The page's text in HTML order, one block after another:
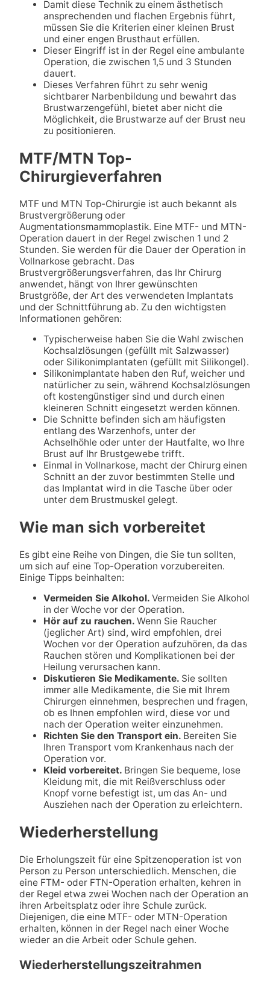
Damit diese Technik zu einem ästhetisch
ansprechenden und flachen Ergebnis führt,
müssen Sie die Kriterien einer kleinen Brust
und einer engen Brusthaut erfüllen.
Dieser Eingriff ist in der Regel eine ambulante
Operation, die zwischen 1,5 und 3 Stunden
dauert.
Dieses Verfahren führt zu sehr wenig
sichtbarer Narbenbildung und bewahrt das
Brustwarzengefühl, bietet aber nicht die
Möglichkeit, die Brustwarze auf der Brust neu
zu positionieren.
MTF/MTN Top-
Chirurgieverfahren
MTF und MTN Top-Chirurgie ist auch bekannt als
Brustvergrößerung oder
Augmentationsmammoplastik. Eine MTF- und MTN-
Operation dauert in der Regel zwischen 1 und 2
Stunden. Sie werden für die Dauer der Operation in
Vollnarkose gebracht. Das
Brustvergrößerungsverfahren, das Ihr Chirurg
anwendet, hängt von Ihrer gewünschten
Brustgröße, der Art des verwendeten Implantats
und der Schnittführung ab. Zu den wichtigsten
Informationen gehören:
Typischerweise haben Sie die Wahl zwischen
Kochsalzlösungen (gefüllt mit Salzwasser)
oder Silikonimplantaten (gefüllt mit Silikongel).
Silikonimplantate haben den Ruf, weicher und
natürlicher zu sein, während Kochsalzlösungen
oft kostengünstiger sind und durch einen
kleineren Schnitt eingesetzt werden können.
Die Schnitte befinden sich am häufigsten
entlang des Warzenhofs, unter der
Achselhöhle oder unter der Hautfalte, wo Ihre
Brust auf Ihr Brustgewebe trifft.
Einmal in Vollnarkose, macht der Chirurg einen
Schnitt an der zuvor bestimmten Stelle und
das Implantat wird in die Tasche über oder
unter dem Brustmuskel gelegt.
Wie man sich vorbereitet
Es gibt eine Reihe von Dingen, die Sie tun sollten,
um sich auf eine Top-Operation vorzubereiten.
Einige Tipps beinhalten:
Vermeiden Sie Alkohol. Vermeiden Sie Alkohol
in der Woche vor der Operation.
Hör auf zu rauchen. Wenn Sie Raucher
(jeglicher Art) sind, wird empfohlen, drei
Wochen vor der Operation aufzuhören, da das
Rauchen stören und Komplikationen bei der
Heilung verursachen kann.
Diskutieren Sie Medikamente. Sie sollten
immer alle Medikamente, die Sie mit Ihrem
Chirurgen einnehmen, besprechen und fragen,
ob es Ihnen empfohlen wird, diese vor und
nach der Operation weiter einzunehmen.
Richten Sie den Transport ein. Bereiten Sie
Ihren Transport vom Krankenhaus nach der
Operation vor.
Kleid vorbereitet. Bringen Sie bequeme, lose
Kleidung mit, die mit Reißverschluss oder
Knopf vorne befestigt ist, um das An- und
Ausziehen nach der Operation zu erleichtern.
Wiederherstellung
Die Erholungszeit für eine Spitzenoperation ist von
Person zu Person unterschiedlich. Menschen, die
eine FTM- oder FTN-Operation erhalten, kehren in
der Regel etwa zwei Wochen nach der Operation an
ihren Arbeitsplatz oder ihre Schule zurück.
Diejenigen, die eine MTF- oder MTN-Operation
erhalten, können in der Regel nach einer Woche
wieder an die Arbeit oder Schule gehen.
Wiederherstellungszeitrahmen